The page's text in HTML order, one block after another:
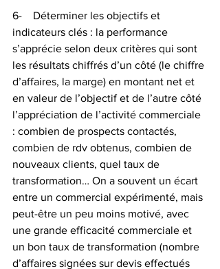
6-    Déterminer les objectifs et
indicateurs clés : la performance
s’apprécie selon deux critères qui sont
les résultats chiffrés d’un côté (le chiffre
d’affaires, la marge) en montant net et
en valeur de l’objectif et de l’autre côté
l’appréciation de l’activité commerciale
: combien de prospects contactés,
combien de rdv obtenus, combien de
nouveaux clients, quel taux de
transformation… On a souvent un écart
entre un commercial expérimenté, mais
peut-être un peu moins motivé, avec
une grande efficacité commerciale et
un bon taux de transformation (nombre
d’affaires signées sur devis effectués